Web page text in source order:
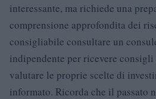
interessante, ma richiede una
comprensione approfondita dei
consigliabile consultare un
indipendente per ricevere
valutare le proprie scelte di
informato. Ricorda che il passato